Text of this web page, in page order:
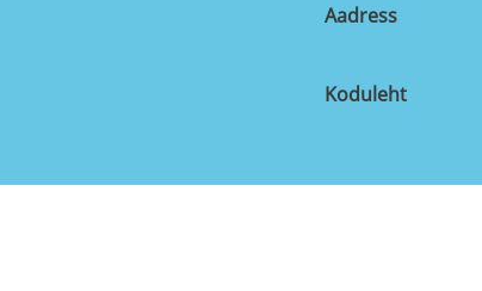
Aadress
Koduleht